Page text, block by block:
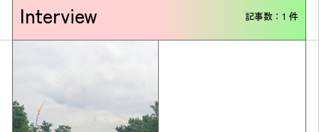
Action list
Interview 記事数：1 件